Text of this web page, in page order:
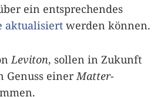
ein entsprechendes
aktualisiert werden können.
Leviton, sollen in Zukunft
Genuss einer Matter-